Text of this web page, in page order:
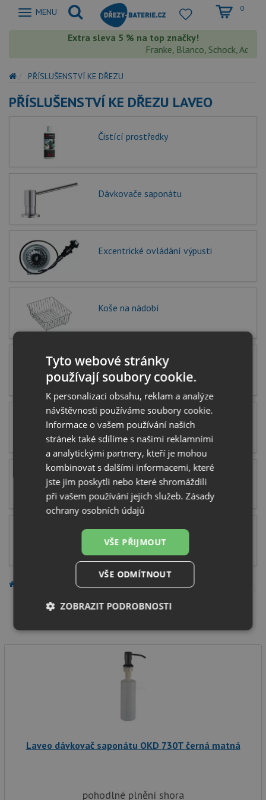
Zobrazit
MENU 0
Extra sleva 5 % na top značky!
Franke, Blanco, Schock,
PŘÍSLUŠENSTVÍ KE DŘEZU
PŘÍSLUŠENSTVÍ KE DŘEZU LAVEO
Čistící prostředky
Dávkovače saponátu
Excentrické ovládání výpusti
Koše na nádobí
Kuchyňské pracovní desky
Misky do dřezů
Ostatní příslušenství ke dřezu
Sifony a výpusti
PŘÍSLUŠENSTVÍ KE DŘEZU PŘÍSLUŠENSTVÍ KE DŘEZU
Zobrazit filtry
Laveo dávkovač saponátu OKD 730T černá matná
pohodlné plnění shora
Tyto webové stránky
používají soubory cookie.
K personalizaci obsahu, reklam a analýze
návštěvnosti používáme soubory cookie.
Informace o vašem používání našich
stránek také sdílíme s našimi reklamními
a analytickými partnery, kteří je mohou
kombinovat s dalšími informacemi, které
jste jim poskytli nebo které shromáždili
při vašem používání jejich služeb.Zásady
ochrany osobních údajů
VŠE PŘIJMOUT
VŠE ODMÍTNOUT
ZOBRAZIT PODROBNOSTI
Nezbytně
Výkonové
Soubory
Nezbytně nutné soubory Výkonové soubory